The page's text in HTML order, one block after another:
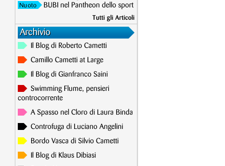
Nuoto BUBI nel Pantheon dello sport
Tutti gli Articoli
Archivio
Il Blog di Roberto Cametti
Camillo Cametti at Large
Il Blog di Gianfranco Saini
Swimming Flume, pensieri
controcorrente
A Spasso nel Cloro di Laura Binda
Controfuga di Luciano Angelini
Bordo Vasca di Silvio Cametti
Il Blog di Klaus Dibiasi